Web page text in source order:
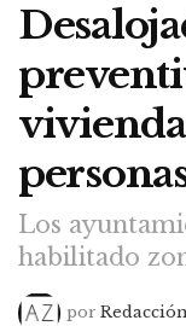
Los
habilitado
por